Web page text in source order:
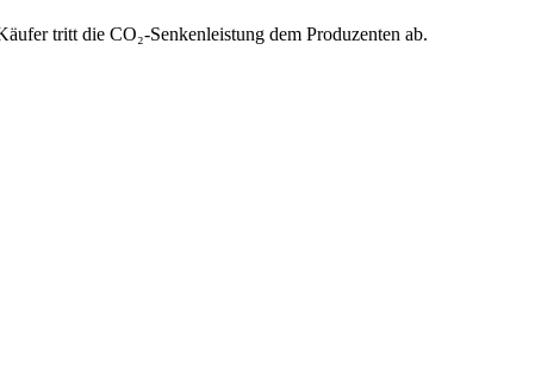
tritt die CO₂-Senkenleistung dem Produzenten ab.